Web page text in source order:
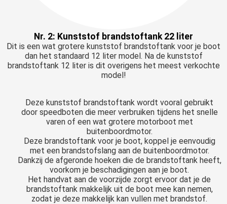
Nr. 2: Kunststof brandstoftank 22 liter
Dit is een wat grotere kunststof brandstoftank voor je boot
dan het standaard 12 liter model. Na de kunststof
brandstoftank 12 liter is dit overigens het meest verkochte
model!
Deze kunststof brandstoftank wordt vooral gebruikt
door speedboten die meer verbruiken tijdens het snelle
varen of een wat grotere motorboot met
buitenboordmotor.
Deze brandstoftank voor je boot, koppel je eenvoudig
met een brandstofslang aan de buitenboordmotor.
Dankzij de afgeronde hoeken die de brandstoftank heeft,
voorkom je beschadigingen aan je boot.
Het handvat aan de voorzijde zorgt ervoor dat je de
brandstoftank makkelijk uit de boot mee kan nemen,
zodat je deze makkelijk kan vullen met brandstof.